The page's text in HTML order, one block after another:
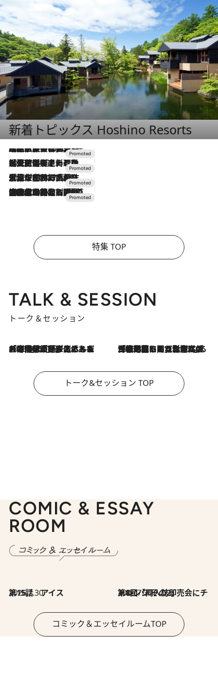
新着トピックス Hoshino Resorts
2026.7.31
【ホテル帰省】という選択肢をOMOが提案。家族とほどよい距離を保つには「昼は実家、夜は気兼ねなくホテルで！」
2026.7.24
【夏限定ディナーコース】旬を迎える稚鮎や花ズッキーニなどをイタリア・トスカーナの郷土料理の手法で満喫！
2026.7.17
「土佐和ハーブかき氷」がOMO7高知に登場！生姜、山椒、大葉など目にも舌にも涼を呼ぶ郷土の味
2026.7.10
NEW OPEN！【界 草津】名湯の地に誕生。趣の異なる2種の温泉と上州ならではの会席・蕎麦割烹など美食を味わう究極の癒やし旅
特集 TOP
TALK & SESSION
トーク＆セッション
2026.8.3
「今後値上げがあるとすれば…」「リスクがあるのは今年の冬」エネルギー専門家が語る、ホルムズ海峡封鎖が家庭にもたらす“ある心配” 2026.8.3
「住宅建てられない…」「サーチャージ料の高値が続いている」ホルムズ海峡封鎖による影響はいつまで続く？《エネルギー専門家に聞く“どうなる日本の暮らし”》
トーク&セッション TOP
COMIC & ESSAY
ROOM
2026.7.30
第15話 アイス 2026.7.30
第8回「同人誌即売会にチャレンジ その2」
コミック＆エッセイルームTOP